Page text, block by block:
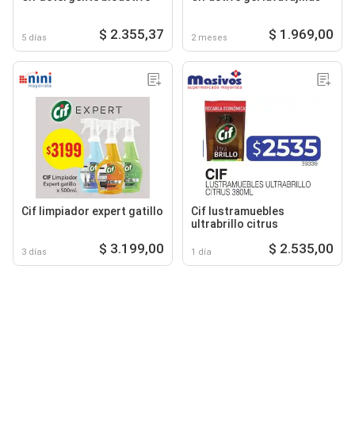
5 días $ 2.355,37 2 meses $ 1.969,00
Cif limpiador expert gatillo
3 días $ 3.199,00
Cif lustramuebles
ultrabrillo citrus
1 día $ 2.535,00